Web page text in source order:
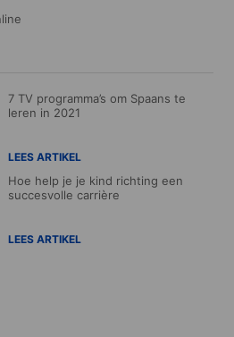
7 TV programma’s om Spaans te
leren in 2021
LEES ARTIKEL
Hoe help je je kind richting een
succesvolle carrière
LEES ARTIKEL